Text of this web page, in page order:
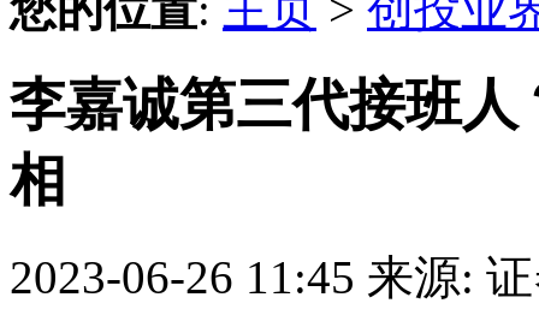
李嘉诚第三代接班
相
2023-06-26 11:45 来源: